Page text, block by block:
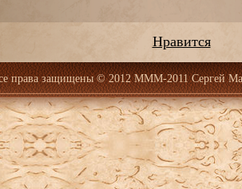
Нравится
права защищены© 2012 МММ-2011 Сергей